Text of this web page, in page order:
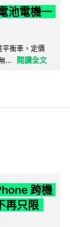
池電機一
衡車，定價
...
閱讀全文
跨機
再只限